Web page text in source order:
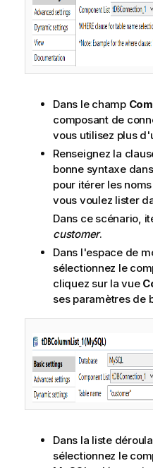
Dans le champ
composant de
vous utilisez plus
Renseignez la
bonne syntaxe
pour itérer les
vous voulez lister
Dans ce scénario,
customer.
Dans l'espace de
sélectionnez le
cliquez sur la vue
ses paramètres de
Dans la liste
sélectionnez le